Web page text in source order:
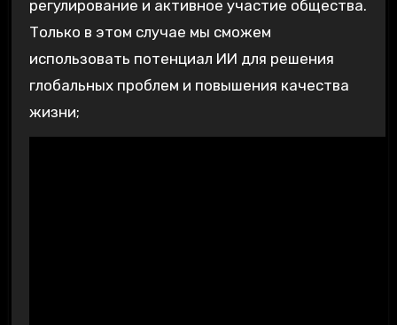
регулирование и активное участие общества.
Только в этом случае мы сможем
использовать потенциал ИИ для решения
глобальных проблем и повышения качества
жизни;